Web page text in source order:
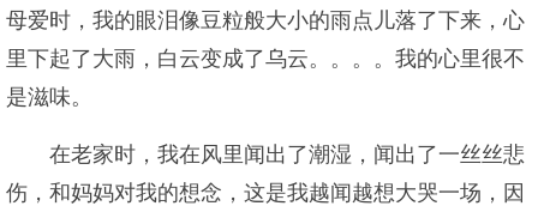
母爱时，我的眼泪像豆粒般大小的雨点儿落了下来，心
里下起了大雨，白云变成了乌云。。。。我的心里很不
是滋味。
在老家时，我在风里闻出了潮湿，闻出了一丝丝悲
伤，和妈妈对我的想念，这是我越闻越想大哭一场，因